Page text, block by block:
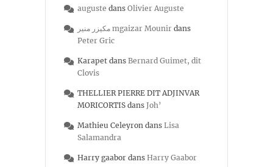
auguste dans Olivier Auguste
مكيزر منير mgaizar Mounir dans
Peter Gric
Karapet dans Bernard Guimet, dit
Clovis
THELLIER PIERRE DIT ADJINVAR
MORICORTIS dans Joh’
Mathieu Celeyron dans Lisa
Salamandra
Harry gaabor dans Harry Gaabor